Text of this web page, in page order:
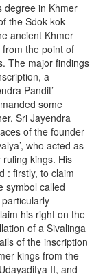
degree in Khmer
the Sdok kok
ancient Khmer
the point of
The major findings
a
Pandit’
some
Sri Jayendra
of the founder
who acted as
kings. His
: firstly, to claim
symbol called
particularly
his right on the
of a Sivalinga
of the inscription
kings from the
II, and